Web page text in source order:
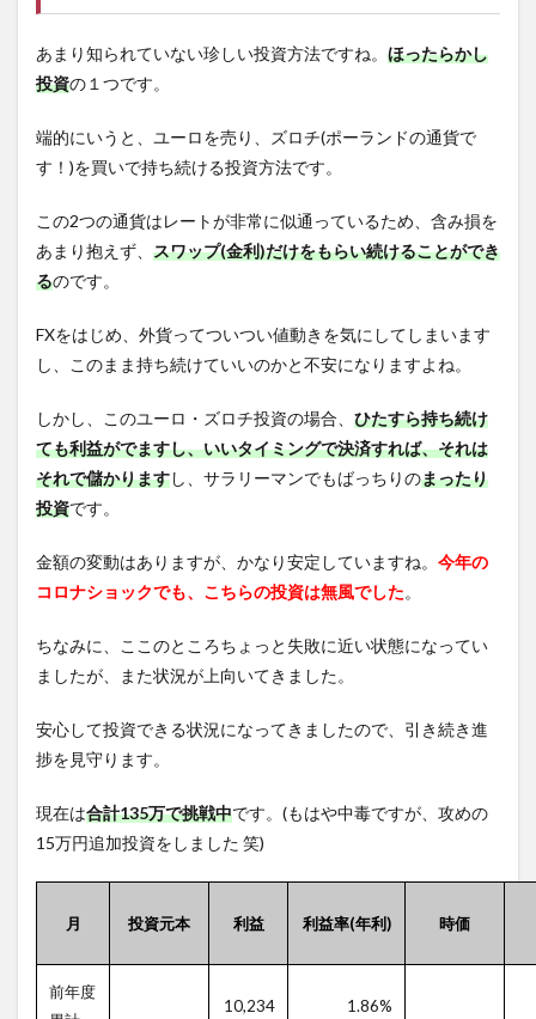
あまり知られていない珍しい投資方法ですね。 ほったらかし
投資の１つです。
端的にいうと、ユーロを売り、ズロチ(ポーランドの通貨で
す！)を買いで持ち続ける投資方法です。
この2つの通貨はレートが非常に似通っているため、含み損を
あまり抱えず、 スワップ(金利)だけをもらい続けることができ
るのです。
FXをはじめ、外貨ってついつい値動きを気にしてしまいます
し、このまま持ち続けていいのかと不安になりますよね。
しかし、このユーロ・ズロチ投資の場合、 ひたすら持ち続け
ても利益がでますし、いいタイミングで決済すれば、それは
それで儲かりますし、サラリーマンでもばっちりのまったり
投資です。
金額の変動はありますが、かなり安定していますね。 今年の
コロナショックでも、こちらの投資は無風でした。
ちなみに、ここのところちょっと失敗に近い状態になってい
ましたが、また状況が上向いてきました。
安心して投資できる状況になってきましたので、引き続き進
捗を見守ります。
現在は合計135万で挑戦中です。(もはや中毒ですが、攻めの
15万円追加投資をしました 笑)
月 投資元本 利益 利益率(年利) 時価
前年度
10,234 1.86%